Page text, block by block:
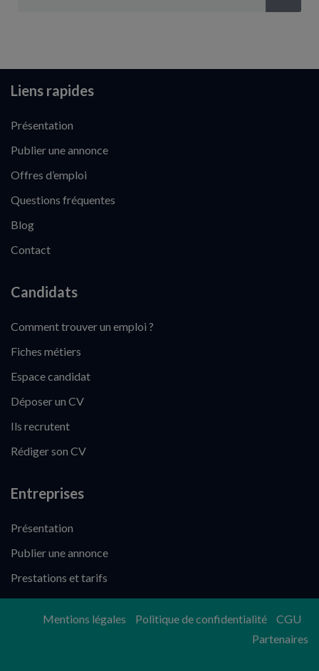
Liens rapides
Présentation
Publier une annonce
Offres d’emploi
Questions fréquentes
Blog
Contact
Candidats
Comment trouver un emploi ?
Fiches métiers
Espace candidat
Déposer un CV
Ils recrutent
Rédiger son CV
Entreprises
Présentation
Publier une annonce
Prestations et tarifs
Mentions légales Politique de confidentialité
CGU
Partenaires